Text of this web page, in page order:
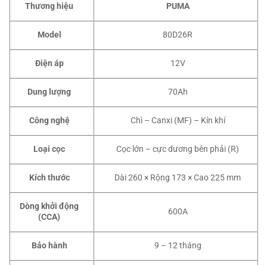
Thương hiệu PUMA
Model 80D26R
Điện áp 12V
Dung lượng 70Ah
Công nghệ Chì – Canxi (MF) – Kín khí
Loại cọc Cọc lớn – cực dương bên phải (R)
Kích thước Dài 260 × Rộng 173 × Cao 225 mm
Dòng khởi động
(CCA)
600A
Bảo hành 9 – 12 tháng